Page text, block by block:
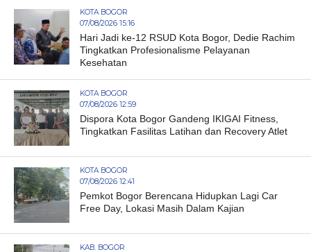
KOTA BOGOR
07/08/2026 15:16
Hari Jadi ke-12 RSUD Kota Bogor, Dedie Rachim
Tingkatkan Profesionalisme Pelayanan
Kesehatan
KOTA BOGOR
07/08/2026 12:59
Dispora Kota Bogor Gandeng IKIGAI Fitness,
Tingkatkan Fasilitas Latihan dan Recovery Atlet
KOTA BOGOR
07/08/2026 12:41
Pemkot Bogor Berencana Hidupkan Lagi Car
Free Day, Lokasi Masih Dalam Kajian
KAB. BOGOR